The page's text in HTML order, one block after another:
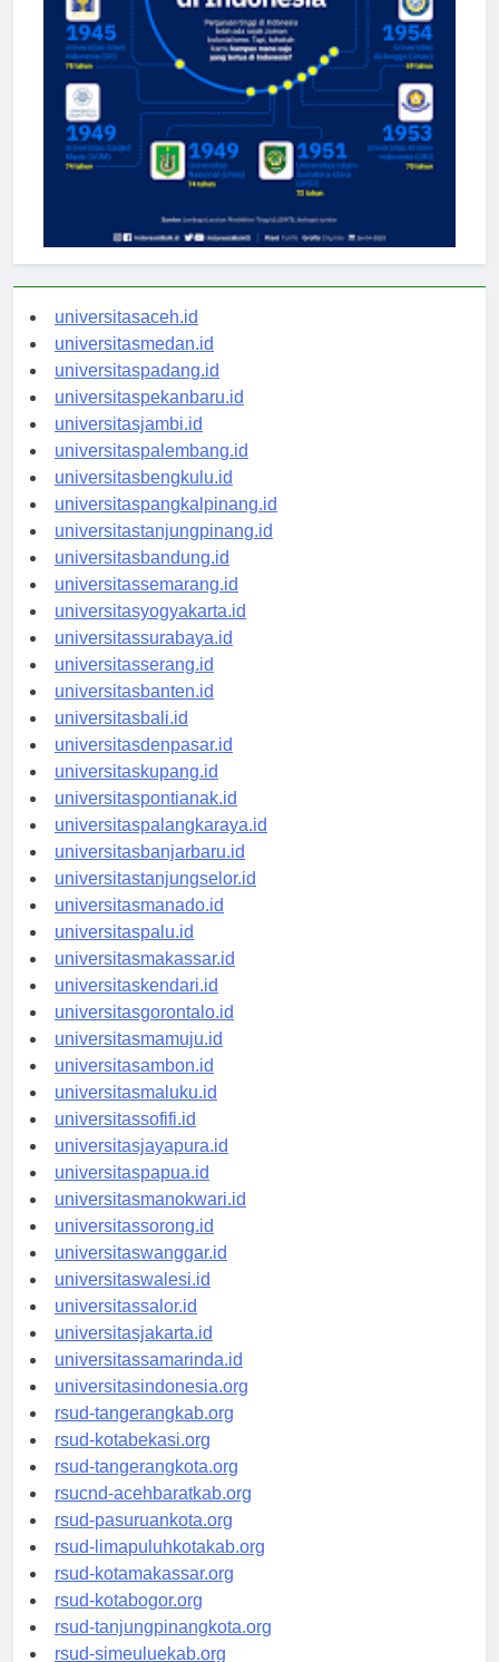
universitasaceh.id
universitasmedan.id
universitaspadang.id
universitaspekanbaru.id
universitasjambi.id
universitaspalembang.id
universitasbengkulu.id
universitaspangkalpinang.id
universitastanjungpinang.id
universitasbandung.id
universitassemarang.id
universitasyogyakarta.id
universitassurabaya.id
universitasserang.id
universitasbanten.id
universitasbali.id
universitasdenpasar.id
universitaskupang.id
universitaspontianak.id
universitaspalangkaraya.id
universitasbanjarbaru.id
universitastanjungselor.id
universitasmanado.id
universitaspalu.id
universitasmakassar.id
universitaskendari.id
universitasgorontalo.id
universitasmamuju.id
universitasambon.id
universitasmaluku.id
universitassofifi.id
universitasjayapura.id
universitaspapua.id
universitasmanokwari.id
universitassorong.id
universitaswanggar.id
universitaswalesi.id
universitassalor.id
universitasjakarta.id
universitassamarinda.id
universitasindonesia.org
rsud-tangerangkab.org
rsud-kotabekasi.org
rsud-tangerangkota.org
rsucnd-acehbaratkab.org
rsud-pasuruankota.org
rsud-limapuluhkotakab.org
rsud-kotamakassar.org
rsud-kotabogor.org
rsud-tanjungpinangkota.org